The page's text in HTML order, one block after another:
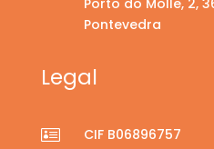
Porto do Molle, 2,
Pontevedra
Legal
 CIF B06896757